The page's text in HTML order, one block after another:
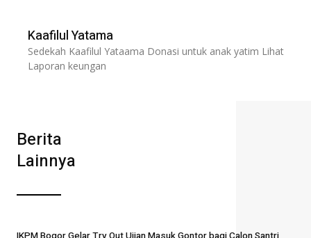
Kaafilul Yatama
Sedekah Kaafilul Yataama Donasi untuk anak yatim Lihat
Laporan keungan
Berita
Lainnya